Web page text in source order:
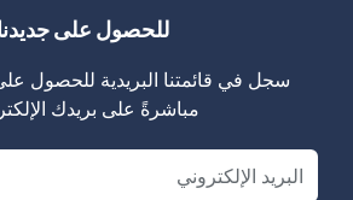
للحصول على
سجل في قائمتنا البريدية للحصول
مباشرةً على بريدك
Email